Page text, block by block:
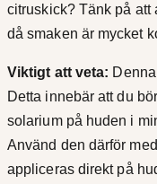
citruskick? Tänk på att
då smaken är mycket
Viktigt att veta:
Detta innebär att du
solarium på huden i
Använd den därför
appliceras direkt på